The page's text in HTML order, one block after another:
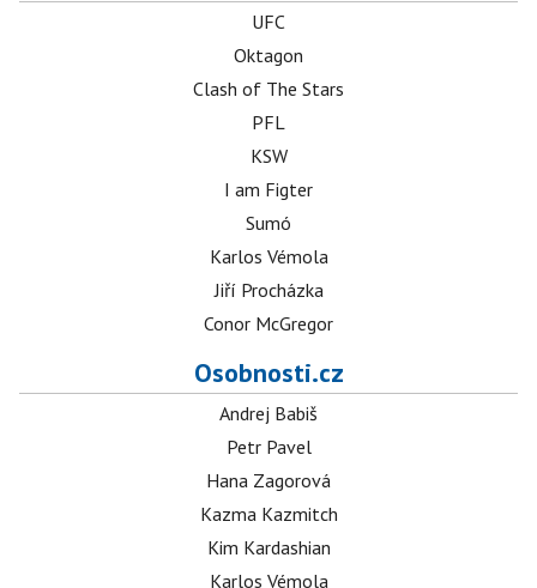
UFC
Oktagon
Clash of The Stars
PFL
KSW
I am Figter
Sumó
Karlos Vémola
Jiří Procházka
Conor McGregor
Osobnosti.cz
Andrej Babiš
Petr Pavel
Hana Zagorová
Kazma Kazmitch
Kim Kardashian
Karlos Vémola